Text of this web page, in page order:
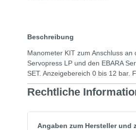
Beschreibung
Manometer KIT zum Anschluss an
Servopress LP und den EBARA
SET. Anzeigebereich 0 bis 12 bar.
Rechtliche
Angaben zum Hersteller und